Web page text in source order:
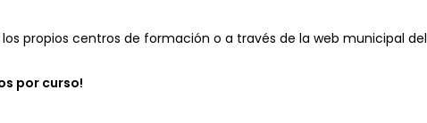
propios centros de formación o a través de la web municipal del
por curso!